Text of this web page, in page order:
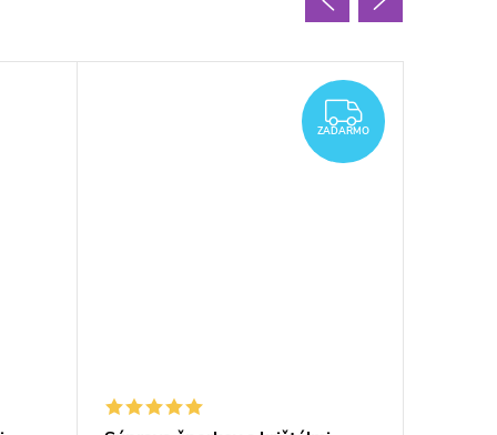
ZADARMO
ZADARMO